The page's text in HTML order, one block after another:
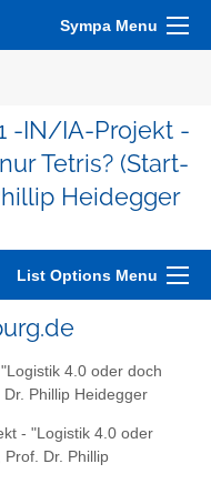
Sympa Menu
-IN/IA-Projekt -
Tetris? (Start-
Heidegger
List Options Menu
4.0 oder doch
Phillip Heidegger
- "Logistik 4.0 oder
Dr. Phillip